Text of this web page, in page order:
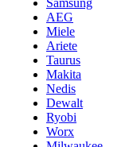
Samsung
AEG
Miele
Ariete
Taurus
Makita
Nedis
Dewalt
Ryobi
Worx